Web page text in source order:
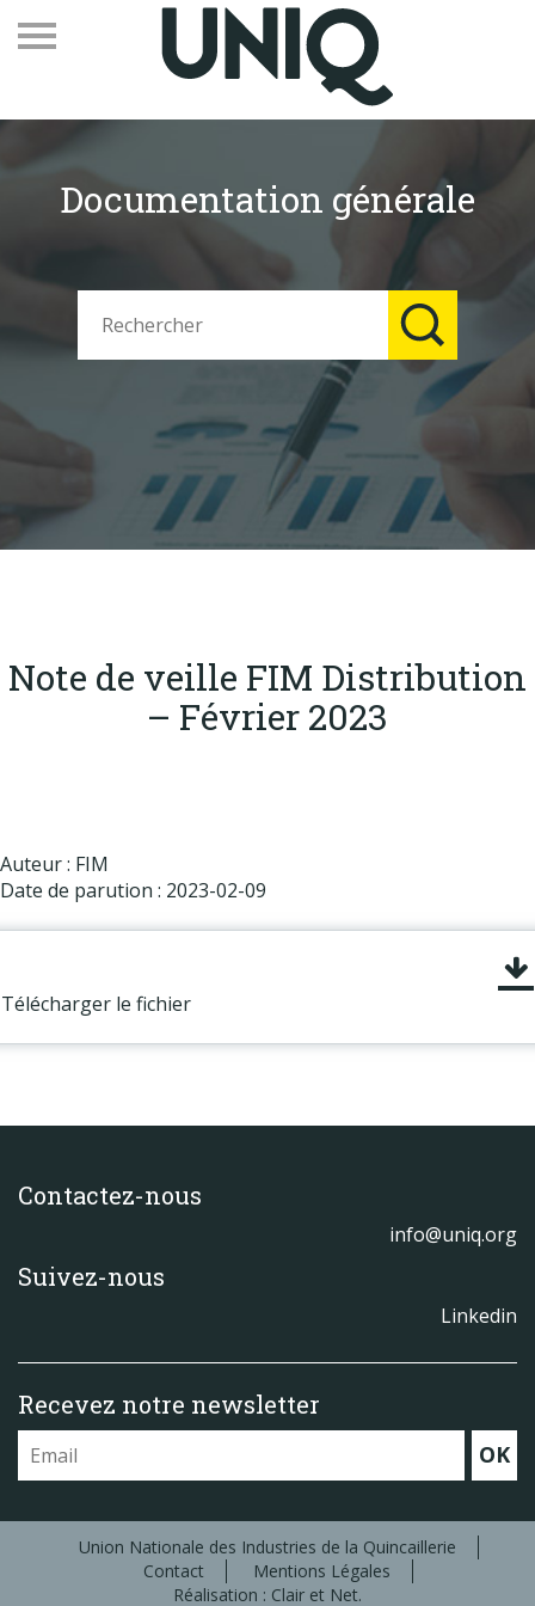
Recevez notre newsletter
Vos contacts
Espace adhérents
EN
Qui sommes-nous
Produits
Publications
Documentation générale
Note de veille FIM Distribution
– Février 2023
Auteur : FIM
Date de parution : 2023-02-09
Télécharger le fichier
Contactez-nous
info@uniq.org
Suivez-nous
Linkedin
Recevez notre newsletter
OK
Union Nationale des Industries de la Quincaillerie
Contact
Mentions Légales
Réalisation : Clair et Net.